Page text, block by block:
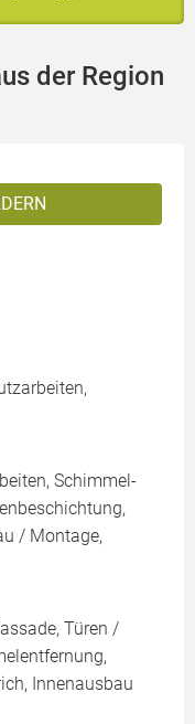
der Region
Schimmel-
/ Montage,
Türen /
Innenausbau